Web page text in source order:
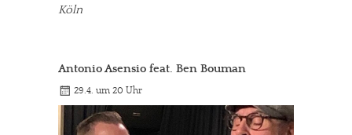
Köln
Antonio Asensio feat. Ben Bouman
29.4. um 20 Uhr